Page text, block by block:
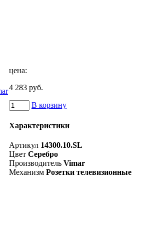
цена:
4 283 руб.
В корзину
Характеристики
Артикул 14300.10.SL
Цвет Серебро
Производитель Vimar
Механизм Розетки телевизионные